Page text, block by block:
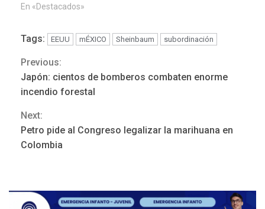
En «Destacados»
Tags: EEUU mÉXICO Sheinbaum subordinación
Continue
Reading
Previous:
Japón: cientos de bomberos combaten enorme
incendio forestal
Next:
Petro pide al Congreso legalizar la marihuana en
Colombia
Mariño fortalece capacidad
REGIONALES ÚLTIMA HORA